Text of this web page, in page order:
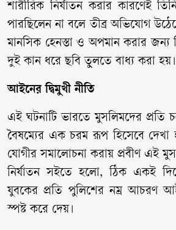
শারীরিক নির্যাতন করার কারণেই
পারছিলেন না বলে তীব্র অভিযোগ
মানসিক হেনস্তা ও অপমান করার জন্য
দুই কান ধরে ছবি তুলতে বাধ্য করা হয়।
আইনের দ্বিমুখী নীতি
এই ঘটনাটি ভারতে মুসলিমদের প্রতি
বৈষম্যের এক চরম রূপ হিসেবে দেখা
যোগীর সমালোচনা করায় প্রবীণ এই
নির্যাতন সইতে হলো, ঠিক একই
যুবকের প্রতি পুলিশের নম্র আচরণ
স্পষ্ট করে দেয়।